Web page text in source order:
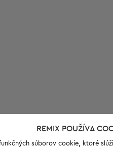
REMIX POUŽÍVA
súborov cookie, ktoré